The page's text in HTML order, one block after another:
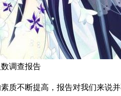
调查报告
质不断提高，报告对我们来说